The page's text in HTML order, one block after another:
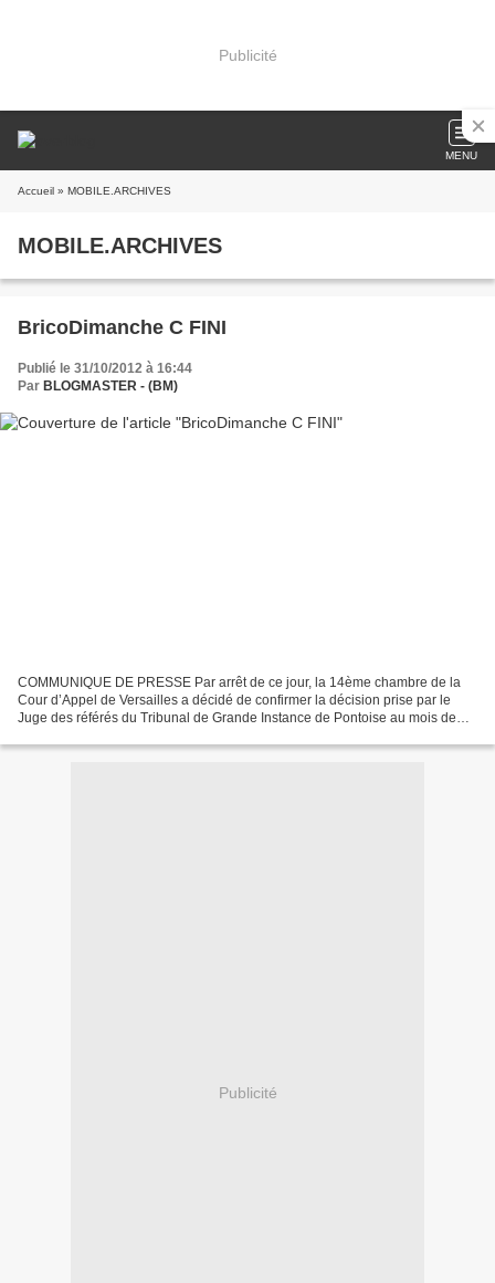
Publicité
MENU
Accueil » MOBILE.ARCHIVES
MOBILE.ARCHIVES
BricoDimanche C FINI
Publié le 31/10/2012 à 16:44
Par BLOGMASTER - (BM)
COMMUNIQUE DE PRESSE Par arrêt de ce jour, la 14ème chambre de la
Cour d’Appel de Versailles a décidé de confirmer la décision prise par le
Juge des référés du Tribunal de Grande Instance de Pontoise au mois de
Publicité